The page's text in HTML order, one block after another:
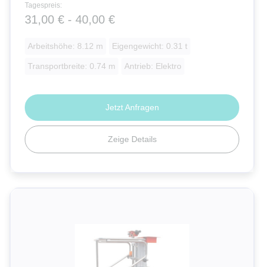
Tagespreis:
31,00 € - 40,00 €
Arbeitshöhe: 8.12 m Eigengewicht: 0.31 t
Transportbreite: 0.74 m Antrieb: Elektro
Zeige Details
Jetzt Anfragen